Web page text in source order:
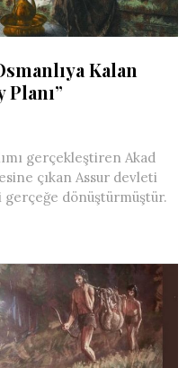
Kalan
Planı”
gerçekleştiren Akad
çıkan Assur devleti
gerçeğe dönüştürmüştür.